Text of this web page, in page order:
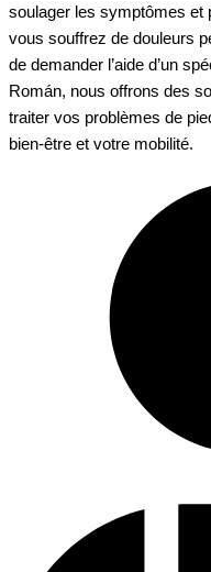
soulager les symptômes et
vous souffrez de douleurs
de demander l’aide d’un
Román, nous offrons des
traiter vos problèmes de
bien-être et votre mobilité.